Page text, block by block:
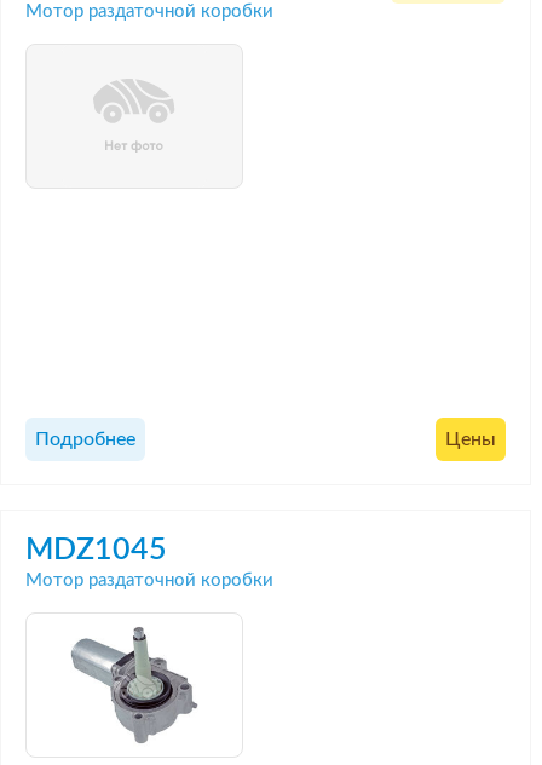
Мотор раздаточной коробки
Подробнее Цены
MDZ1045
Мотор раздаточной коробки